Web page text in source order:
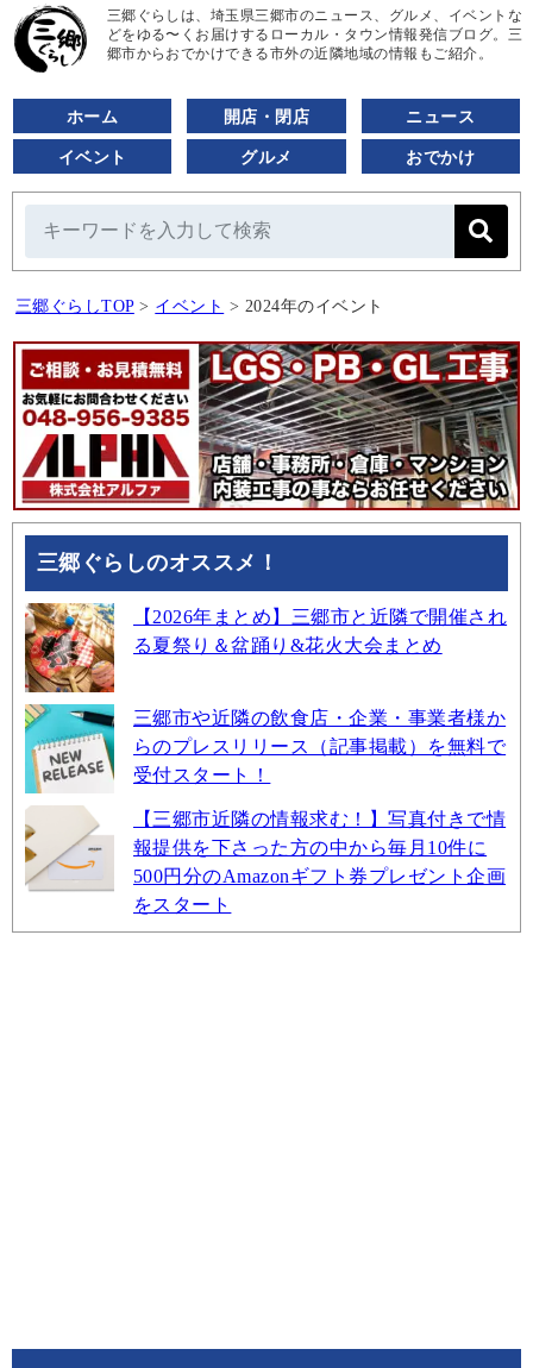
三郷ぐらしは、埼玉県三郷市のニュース、グルメ、イベントな
どをゆる〜くお届けするローカル・タウン情報発信ブログ。三
郷市からおでかけできる市外の近隣地域の情報もご紹介。
ホーム 開店・閉店 ニュース
イベント グルメ おでかけ
三郷ぐらしTOP > イベント > 2024年のイベント
三郷ぐらしのオススメ！
【2026年まとめ】三郷市と近隣で開催され
る夏祭り＆盆踊り&花火大会まとめ
三郷市や近隣の飲食店・企業・事業者様か
らのプレスリリース（記事掲載）を無料で
受付スタート！
【三郷市近隣の情報求む！】写真付きで情
報提供を下さった方の中から毎月10件に
500円分のAmazonギフト券プレゼント企画
をスタート